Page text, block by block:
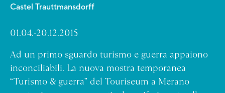
Castel Trauttmansdorff
01.04.-20.12.2015
Ad un primo sguardo turismo e guerra appaiono
inconciliabili. La nuova mostra temporanea
“Turismo & guerra” del Touriseum a Merano